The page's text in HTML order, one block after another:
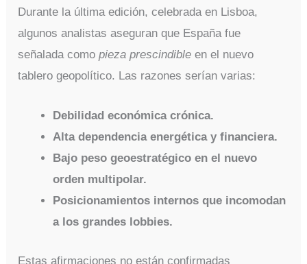
Durante la última edición, celebrada en Lisboa,
algunos analistas aseguran que España fue
señalada comopieza prescindible en el nuevo
tablero geopolítico. Las razones serían varias:
Debilidad económica crónica.
Alta dependencia energética y financiera.
Bajo peso geoestratégico en el nuevo
orden multipolar.
Posicionamientos internos que incomodan
a los grandes lobbies.
Estas afirmaciones no están confirmadas